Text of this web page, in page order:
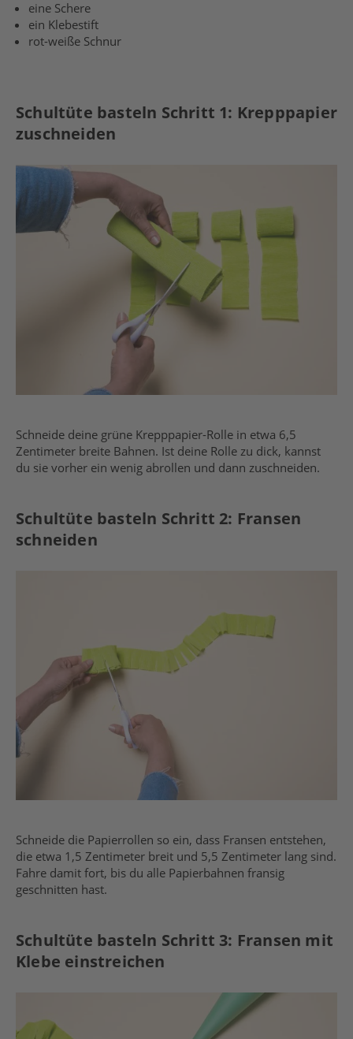
eine Schere
ein Klebestift
rot-weiße Schnur
Schultüte basteln Schritt 1: Krepppapier
zuschneiden
Schneide deine grüne Krepppapier-Rolle in etwa 6,5
Zentimeter breite Bahnen. Ist deine Rolle zu dick, kannst
du sie vorher ein wenig abrollen und dann zuschneiden.
Schultüte basteln Schritt 2: Fransen
schneiden
Schneide die Papierrollen so ein, dass Fransen entstehen,
die etwa 1,5 Zentimeter breit und 5,5 Zentimeter lang sind.
Fahre damit fort, bis du alle Papierbahnen fransig
geschnitten hast.
Schultüte basteln Schritt 3: Fransen mit
Klebe einstreichen